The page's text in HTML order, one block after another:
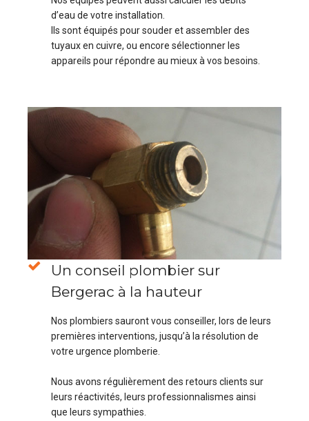
d’eau de votre installation.
Ils sont équipés pour souder et assembler des
tuyaux en cuivre, ou encore sélectionner les
appareils pour répondre au mieux à vos besoins.
Un conseil plombier sur
Bergerac à la hauteur
Nos plombiers sauront vous conseiller, lors de leurs
premières interventions, jusqu’à la résolution de
votre urgence plomberie.
Nous avons régulièrement des retours clients sur
leurs réactivités, leurs professionnalismes ainsi
que leurs sympathies.